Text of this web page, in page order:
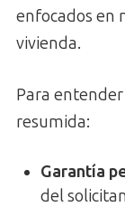
enfocados en
vivienda.
Para
resumida:
Garantía
del